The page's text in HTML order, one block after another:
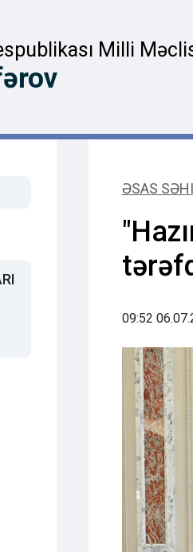
Milli
ƏSAS
09:52